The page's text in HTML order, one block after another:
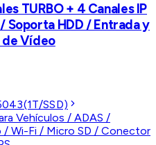
TURBO + 4 Canales IP
Soporta HDD / Entrada y
de Vídeo
SSD)